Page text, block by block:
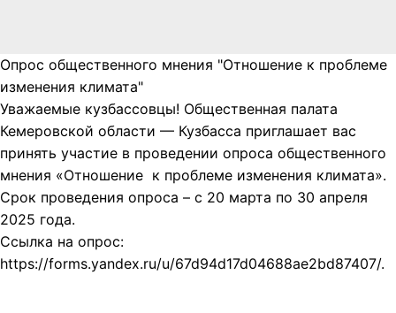
Опрос общественного мнения "Отношение к проблеме
изменения климата"
Уважаемые кузбассовцы! Общественная палата
Кемеровской области — Кузбасса приглашает вас
принять участие в проведении опроса общественного
мнения «Отношение к проблеме изменения климата».
Срок проведения опроса – с 20 марта по 30 апреля
2025 года.
Ссылка на опрос:
https://forms.yandex.ru/u/67d94d17d04688ae2bd87407/.